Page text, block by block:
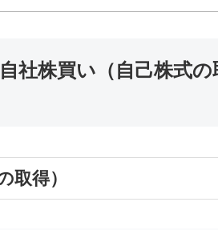
社株買い（自己株式の
取得）